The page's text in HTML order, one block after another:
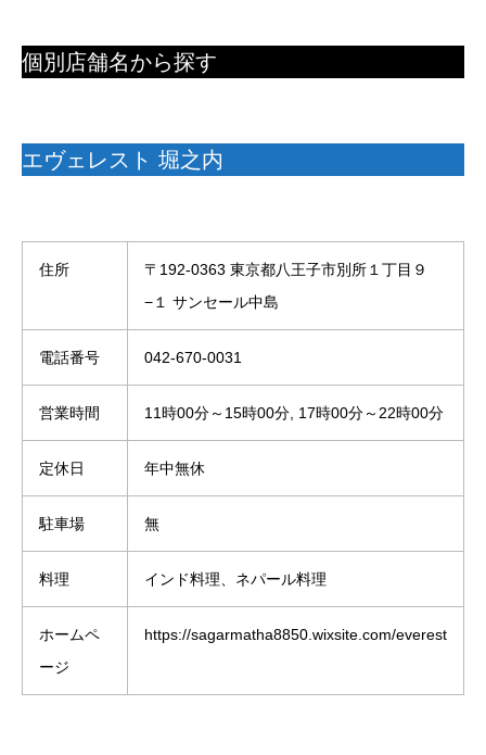
個別店舗名から探す
エヴェレスト 堀之内
住所
〒192-0363 東京都八王子市別所１丁目９
−１ サンセール中島
電話番号 042-670-0031
営業時間 11時00分～15時00分, 17時00分～22時00分
定休日 年中無休
駐車場 無
料理 インド料理、ネパール料理
ホームペ
ージ
https://sagarmatha8850.wixsite.com/everest